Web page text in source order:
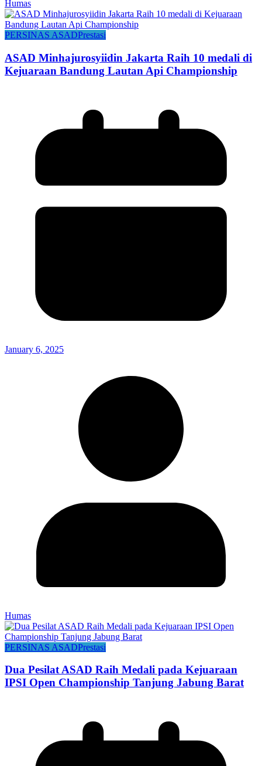
Humas
PERSINAS ASADPrestasi
ASAD Minhajurosyiidin Jakarta Raih 10 medali di
Kejuaraan Bandung Lautan Api Championship
January 6, 2025
Humas
PERSINAS ASADPrestasi
Dua Pesilat ASAD Raih Medali pada Kejuaraan
IPSI Open Championship Tanjung Jabung Barat